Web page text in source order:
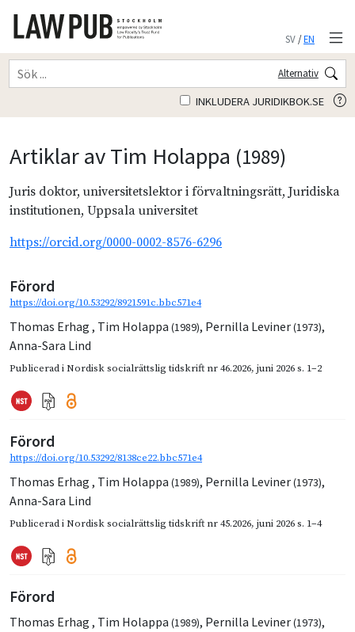
SV/EN
Alternativ
INKLUDERA JURIDIKBOK.SE
Artiklar av Tim Holappa (1989)
Juris doktor, universitetslektor i förvaltningsrätt, Juridiska
institutionen, Uppsala universitet
https://orcid.org/0000-0002-8576-6296
Förord
https://doi.org/10.53292/8921591c.bbc571e4
Thomas Erhag , Tim Holappa (1989), Pernilla Leviner(1973),
Anna-Sara Lind
Publicerad iNordisk socialrättslig tidskrift nr 46.2026, juni 2026s. 1–2
Förord
https://doi.org/10.53292/8138ce22.bbc571e4
Thomas Erhag , Tim Holappa (1989), Pernilla Leviner(1973),
Anna-Sara Lind
Publicerad iNordisk socialrättslig tidskrift nr 45.2026, juni 2026s. 1–4
Förord
Thomas Erhag , Tim Holappa (1989), Pernilla Leviner(1973),